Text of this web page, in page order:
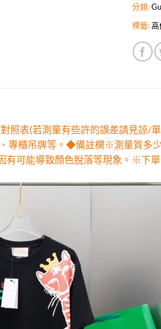
分類:
標籤:高
照表(若測量有些許的誤差請見諒/
專櫃吊牌等。◆備註欄※測量質多
可能導致顏色脫落等現象。※下